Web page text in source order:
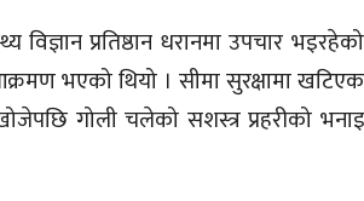
प्रतिष्ठान धरानमा उपचार
भएको थियो । सीमा सुरक्षामा
गोली चलेको सशस्त्र प्रहरीको